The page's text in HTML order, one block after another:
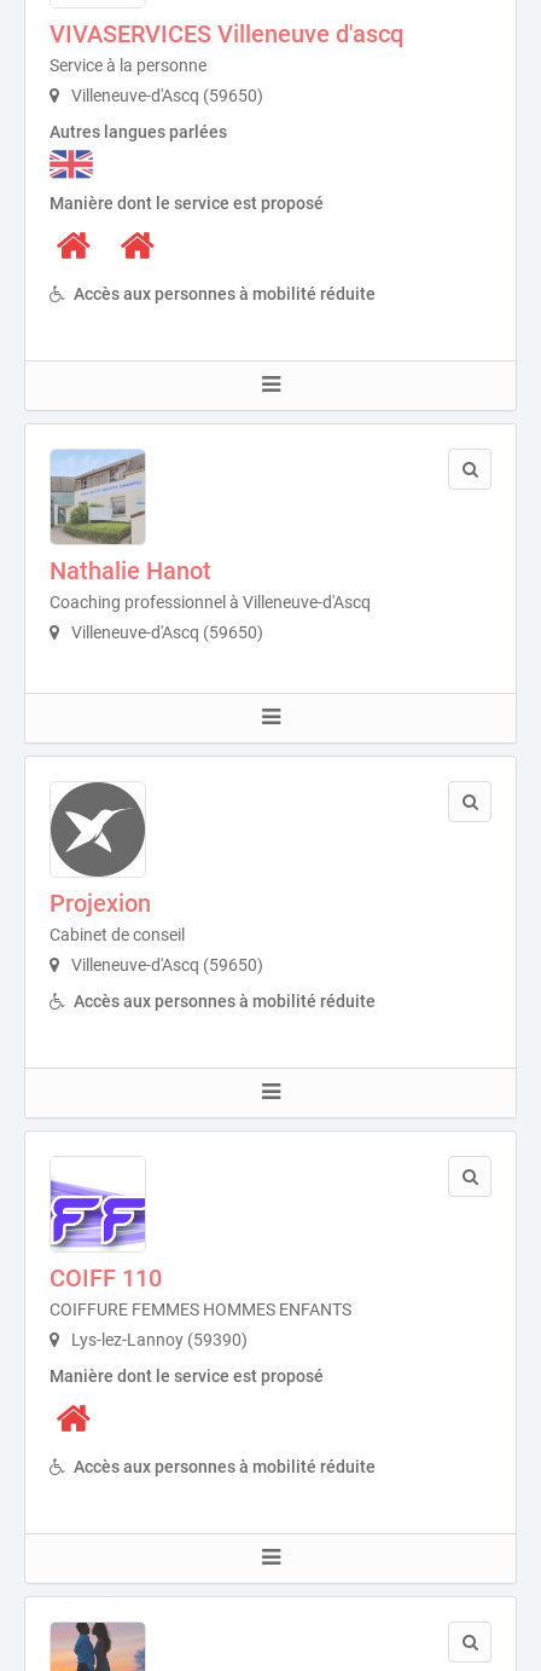
VIVASERVICES Villeneuve d'ascq
Service à la personne
Villeneuve-d'Ascq (59650)
Autres langues parlées
Manière dont le service est proposé
Accès aux personnes à mobilité réduite
Nathalie Hanot
Coaching professionnel à Villeneuve-d'Ascq
Villeneuve-d'Ascq (59650)
Projexion
Cabinet de conseil
Villeneuve-d'Ascq (59650)
Accès aux personnes à mobilité réduite
COIFF 110
COIFFURE FEMMES HOMMES ENFANTS
Lys-lez-Lannoy (59390)
Manière dont le service est proposé
Accès aux personnes à mobilité réduite